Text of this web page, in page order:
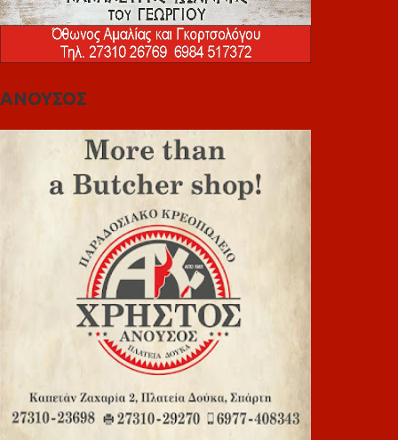
ΑΝΟΥΣΟΣ